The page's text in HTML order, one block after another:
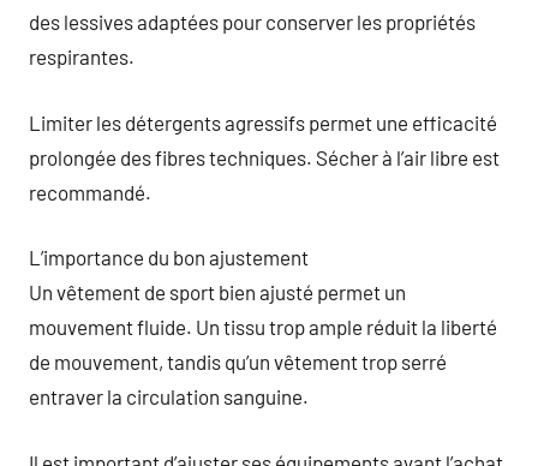
des lessives adaptées pour conserver les propriétés
respirantes.
Limiter les détergents agressifs permet une efficacité
prolongée des fibres techniques. Sécher à l’air libre est
recommandé.
L’importance du bon ajustement
Un vêtement de sport bien ajusté permet un
mouvement fluide. Un tissu trop ample réduit la liberté
de mouvement, tandis qu’un vêtement trop serré
entraver la circulation sanguine.